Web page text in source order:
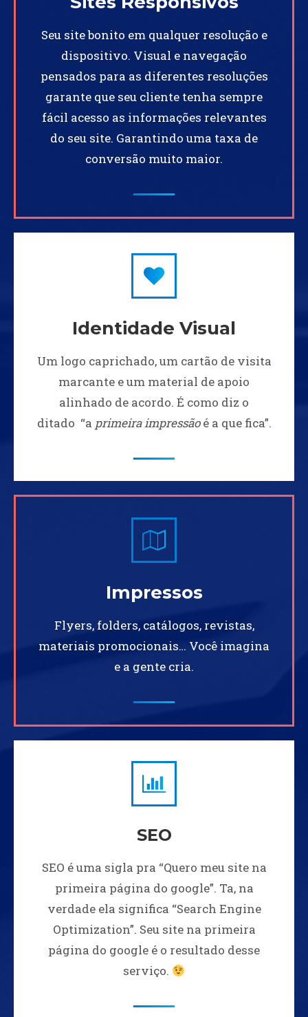
Seu site bonito em qualquer resolução e
dispositivo. Visual e navegação
pensados para as diferentes resoluções
garante que seu cliente tenha sempre
fácil acesso as informações relevantes
do seu site. Garantindo uma taxa de
conversão muito maior.
Identidade Visual
Um logo caprichado, um cartão de visita
marcante e um material de apoio
alinhado de acordo. É como diz o
ditado “a primeira impressãoé a que fica”.
Impressos
Flyers, folders, catálogos, revistas,
materiais promocionais… Você imagina
e a gente cria.
SEO
SEO é uma sigla pra “Quero meu site na
primeira página do google”. Ta, na
verdade ela significa “Search Engine
Optimization”. Seu site na primeira
página do google é o resultado desse
serviço.